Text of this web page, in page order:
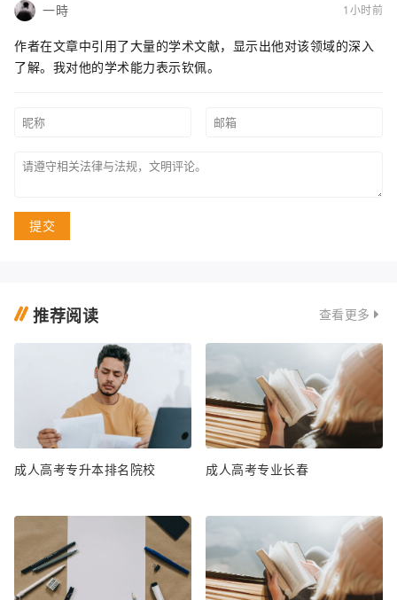
一時 1小时前
作者在文章中引用了大量的学术文献，显示出他对该领域的深入
了解。我对他的学术能力表示钦佩。
提交
推荐阅读 查看更多
成人高考专升本排名院校 成人高考专业长春